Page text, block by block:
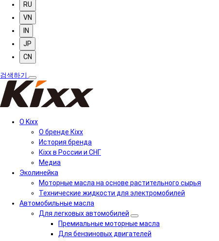
RU
VN
IN
JP
CN
검색하기
О Kixx
О бренде Кіхх
История бренда
Кіхx в России и СНГ
Медиа
Эколинейка
Моторные масла на основе растительного сырья
Технические жидкости для электромобилей
Автомобильные масла
Для легковых автомобилей
Премиальные моторные масла
Для бензиновых двигателей